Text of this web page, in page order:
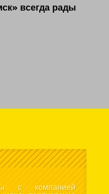
всегда рады